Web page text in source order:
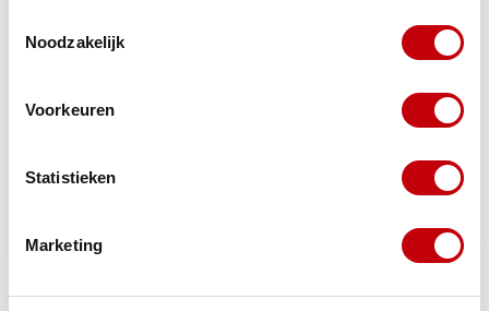
Noodzakelijk
Voorkeuren
Statistieken
Marketing
€6,33
benzinekraan (made in
aer/bux/cen/f12/lxv/nrg/ral/sr/
Op voorraad